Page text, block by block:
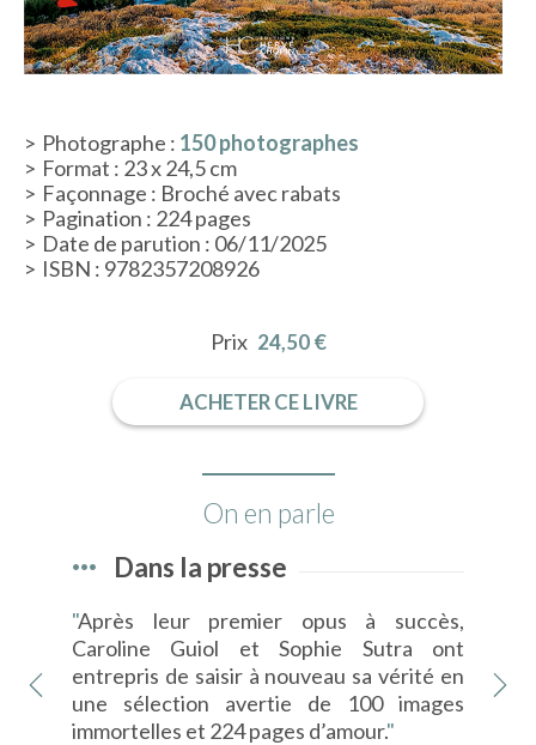
Photographe : 150 photographes
Format : 23 x 24,5 cm
Façonnage : Broché avec rabats
Pagination : 224 pages
Date de parution : 06/11/2025
ISBN : 9782357208926
Prix 24,50 €
ACHETER CE LIVRE
On en parle
Dans la presse
"Après leur premier opus à succès,
Caroline Guiol et Sophie Sutra ont
entrepris de saisir à nouveau sa vérité en
une sélection avertie de 100 images
immortelles et 224 pages d’amour."